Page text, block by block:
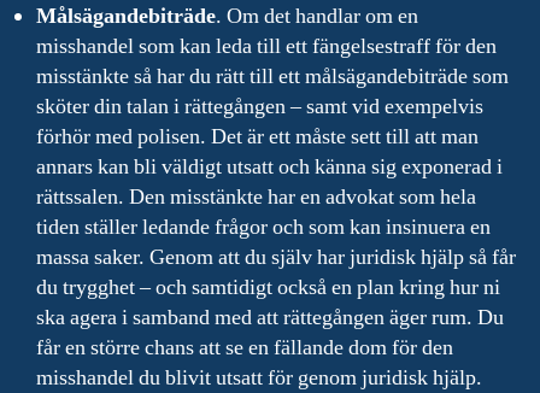
Målsägandebiträde. Om det handlar om en
misshandel som kan leda till ett fängelsestraff för den
misstänkte så har du rätt till ett målsägandebiträde som
sköter din talan i rättegången – samt vid exempelvis
förhör med polisen. Det är ett måste sett till att man
annars kan bli väldigt utsatt och känna sig exponerad i
rättssalen. Den misstänkte har en advokat som hela
tiden ställer ledande frågor och som kan insinuera en
massa saker. Genom att du själv har juridisk hjälp så får
du trygghet – och samtidigt också en plan kring hur ni
ska agera i samband med att rättegången äger rum. Du
får en större chans att se en fällande dom för den
misshandel du blivit utsatt för genom juridisk hjälp.